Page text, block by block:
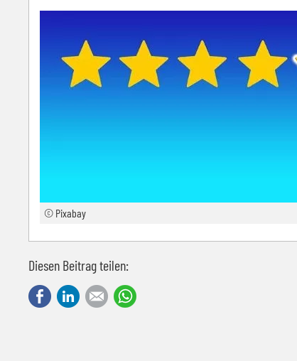
© Pixabay
Diesen Beitrag teilen:
FacebookLinkedInE-mail